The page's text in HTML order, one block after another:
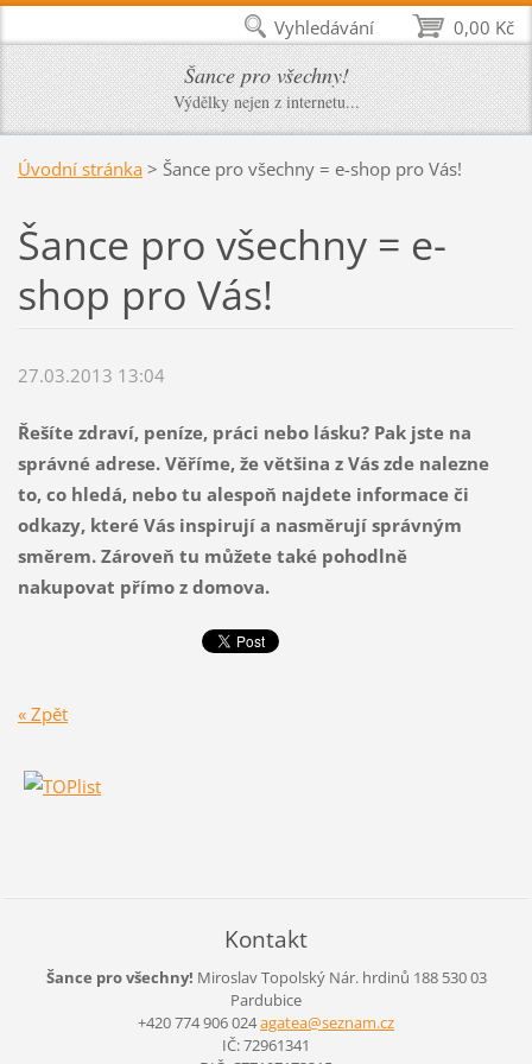
Šance pro všechny!
Výdělky nejen z internetu...
Úvodní stránka > Šance pro všechny = e-shop pro Vás!
Šance pro všechny = e-
shop pro Vás!
27.03.2013 13:04
Řešíte zdraví, peníze, práci nebo lásku? Pak jste na
správné adrese. Věříme, že většina z Vás zde nalezne
to, co hledá, nebo tu alespoň najdete informace či
odkazy, které Vás inspirují a nasměrují správným
směrem. Zároveň tu můžete také pohodlně
nakupovat přímo z domova.
« Zpět
Kontakt
Šance pro všechny! Miroslav TopolskýNár. hrdinů 188530 03
Pardubice
+420 774 906 024agatea@seznam.cz
IČ: 72961341
0,00 Kč
Vyhledávání